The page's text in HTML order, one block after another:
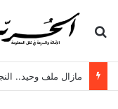
بحث عن
مازال ملف وحيد..